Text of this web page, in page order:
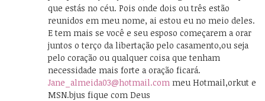
que estás no céu. Pois onde dois ou três estão
reunidos em meu nome, ai estou eu no meio deles.
E tem mais se você e seu esposo começarem a orar
juntos o terço da libertação pelo casamento,ou seja
pelo coração ou qualquer coisa que tenham
necessidade mais forte a oração ficará.
Jane_almeida03@hotmail.com meu Hotmail,orkut e
MSN.bjus fique com Deus